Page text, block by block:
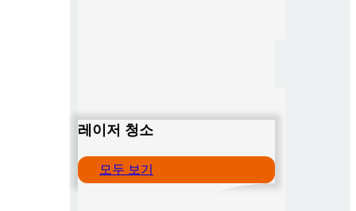
레이저 청소
모두 보기